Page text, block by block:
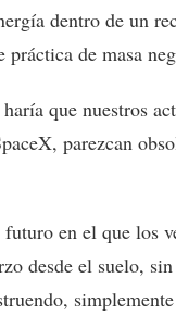
dentro de un
práctica de masa
que nuestros
parezcan
en el que los
desde el suelo,